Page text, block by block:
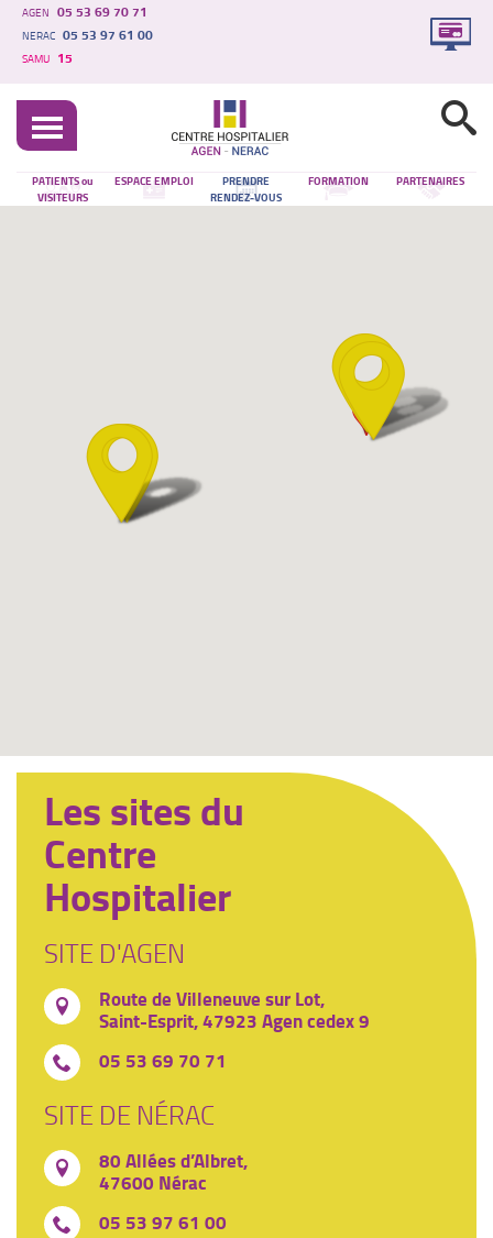
AGEN 05 53 69 70 71
NERAC 05 53 97 61 00
SAMU 15
PATIENTS ou
VISITEURS
ESPACE EMPLOI
PRENDRE
RENDEZ-VOUS
FORMATION PARTENAIRES
Les sites du
Centre
Hospitalier
SITE D'AGEN
Route de Villeneuve sur Lot,
Saint-Esprit, 47923 Agen cedex 9
05 53 69 70 71
SITE DE NÉRAC
80 Allées d’Albret,
47600 Nérac
05 53 97 61 00